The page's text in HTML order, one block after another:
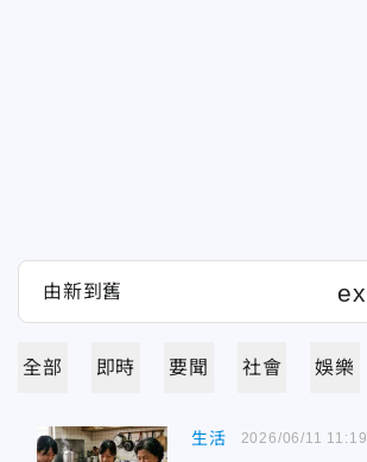
全部 即時 要聞 社會 娛樂
生活 2026/06/11 11:19